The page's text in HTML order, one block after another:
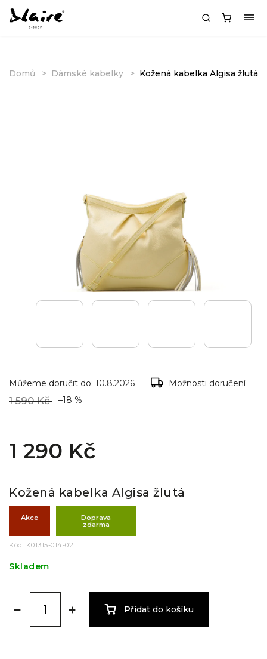
Domů Dámské kabelky Kožená kabelka Algisa žlutá
Můžeme doručit do: 10.8.2026 Možnosti doručení
1 590 Kč –18 %
1 290 Kč
Kožená kabelka Algisa žlutá
Akce
Doprava
zdarma
Kód: K01315-014-02
Skladem
Přidat do košíku